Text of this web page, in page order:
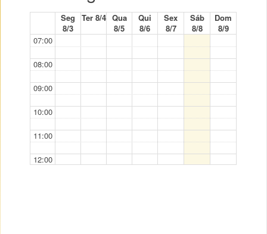
Seg
8/3
Ter 8/4 Qua
8/5
Qui
8/6
Sex
8/7
Sáb
8/8
Dom
8/9
07:00
08:00
09:00
10:00
11:00
12:00